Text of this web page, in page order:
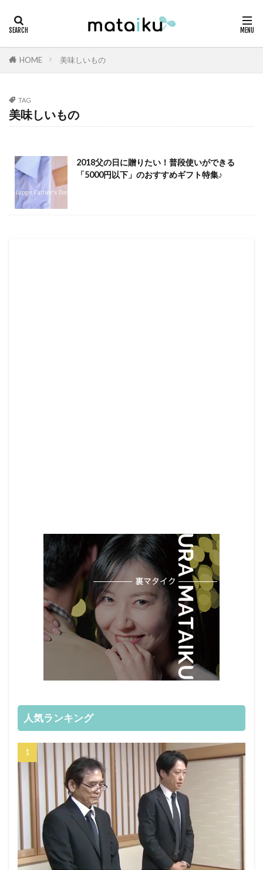
HOME 美味しいもの
TAG
美味しいもの
2018父の日に贈りたい！普段使いができる
「5000円以下」のおすすめギフト特集♪
人気ランキング